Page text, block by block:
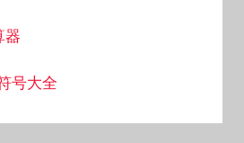
器
号大全